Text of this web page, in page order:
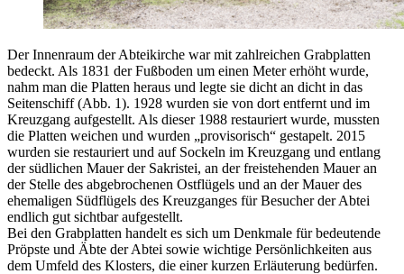
Der Innenraum der Abteikirche war mit zahlreichen Grabplatten
bedeckt. Als 1831 der Fußboden um einen Meter erhöht wurde,
nahm man die Platten heraus und legte sie dicht an dicht in das
Seitenschiff (Abb. 1). 1928 wurden sie von dort entfernt und im
Kreuzgang aufgestellt. Als dieser 1988 restauriert wurde, mussten
die Platten weichen und wurden „provisorisch“ gestapelt. 2015
wurden sie restauriert und auf Sockeln im Kreuzgang und entlang
der südlichen Mauer der Sakristei, an der freistehenden Mauer an
der Stelle des abgebrochenen Ostflügels und an der Mauer des
ehemaligen Südflügels des Kreuzganges für Besucher der Abtei
endlich gut sichtbar aufgestellt.
Bei den Grabplatten handelt es sich um Denkmale für bedeutende
Pröpste und Äbte der Abtei sowie wichtige Persönlichkeiten aus
dem Umfeld des Klosters, die einer kurzen Erläuterung bedürfen.